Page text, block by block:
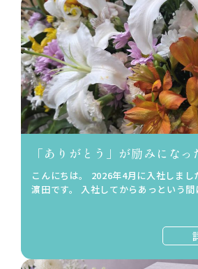
「ありがとう」が励みにな
こんにちは。 2026年4月に入社しまし
濵田です。 入社してからあっという